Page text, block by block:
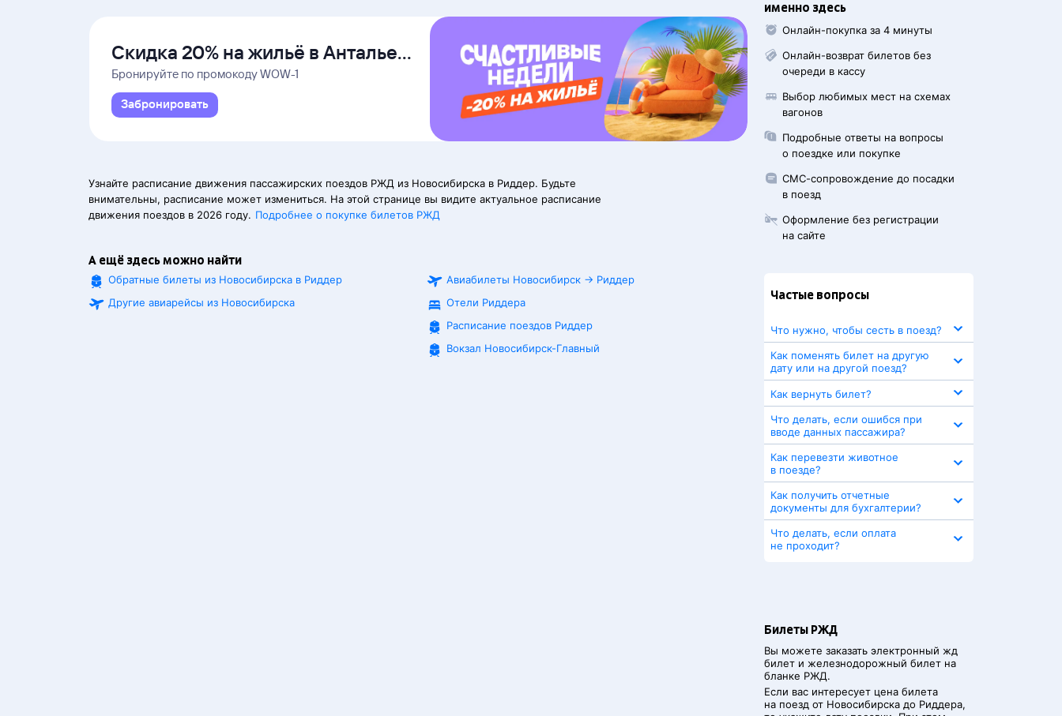
Скидка 20% на жильё в Анталье
и Даламане
Бронируйте по промокоду WOW-1
Забронировать
Узнайте расписание движения пассажирских поездов РЖД из Новосибирска в Риддер. Будьте
внимательны, расписание может измениться. На этой странице вы видите актуальное расписание
движения поездов в 2026 году. Подробнее о покупке билетов РЖД
А ещё здесь можно найти
Обратные билеты из Новосибирска в Риддер
Другие авиарейсы из Новосибирска
Авиабилеты Новосибирск→ Риддер
Отели Риддера
Расписание поездов Риддер
Вокзал Новосибирск-Главный
именно здесь
Онлайн-покупка за 4 минуты
Онлайн-возврат билетов без
очереди в кассу
Выбор любимых мест на схемах
вагонов
Подробные ответы на вопросы
о поездке или покупке
СМС-сопровождение до посадки
в поезд
Оформление без регистрации
на сайте
Частые вопросы
Что нужно, чтобы сесть в поезд?
Как поменять билет на другую
дату или на другой поезд?
Как вернуть билет?
Что делать, если ошибся при
вводе данных пассажира?
Как перевезти животное
в поезде?
Как получить отчетные
документы для бухгалтерии?
Что делать, если оплата
не проходит?
Билеты РЖД
Вы можете заказать электронный жд
билет и железнодорожный билет на
бланке РЖД.
Если вас интересует цена билета
на поезд от Новосибирска до Риддера,